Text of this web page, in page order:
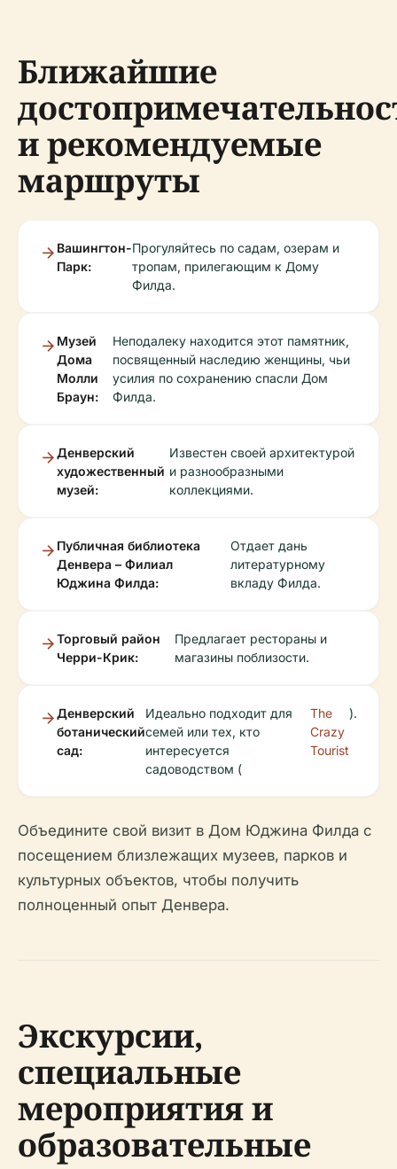
Ближайшие
и рекомендуемые
маршруты
Вашингтон-
Парк:
Прогуляйтесь по садам, озерам и
тропам, прилегающим к Дому
Филда.
Музей
Дома
Молли
Браун:
Неподалеку находится этот памятник,
посвященный наследию женщины, чьи
усилия по сохранению спасли Дом
Филда.
Денверский
художественный
музей:
Известен своей архитектурой
и разнообразными
коллекциями.
Публичная библиотека
Денвера – Филиал
Юджина Филда:
Отдает дань
литературному
вкладу Филда.
Торговый район
Черри-Крик:
Предлагает рестораны и
магазины поблизости.
Денверский
ботанический
сад:
Идеально подходит для
семей или тех, кто
интересуется
садоводством (
The
Crazy
Tourist
).
Объедините свой визит в Дом Юджина Филда с
посещением близлежащих музеев, парков и
культурных объектов, чтобы получить
полноценный опыт Денвера.
Экскурсии,
специальные
мероприятия и
образовательные